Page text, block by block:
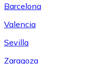
Barcelona
Valencia
Sevilla
Zaragoza